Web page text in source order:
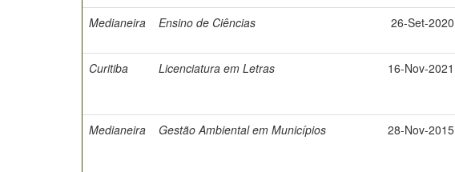
Medianeira Ensino de Ciências 26-Set-2020
Curitiba
Licenciatura em Letras 16-Nov-2021
Medianeira
Gestão Ambiental em Municípios 28-Nov-2015